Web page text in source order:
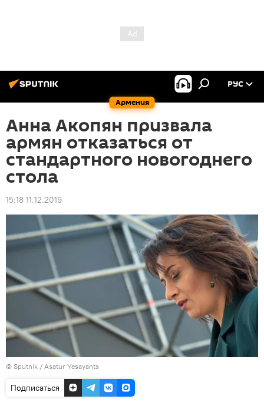
Армения
РУС
Анна Акопян призвала
армян отказаться от
стандартного новогоднего
стола
15:18 11.12.2019
© Sputnik / Asatur Yesayants
Подписаться